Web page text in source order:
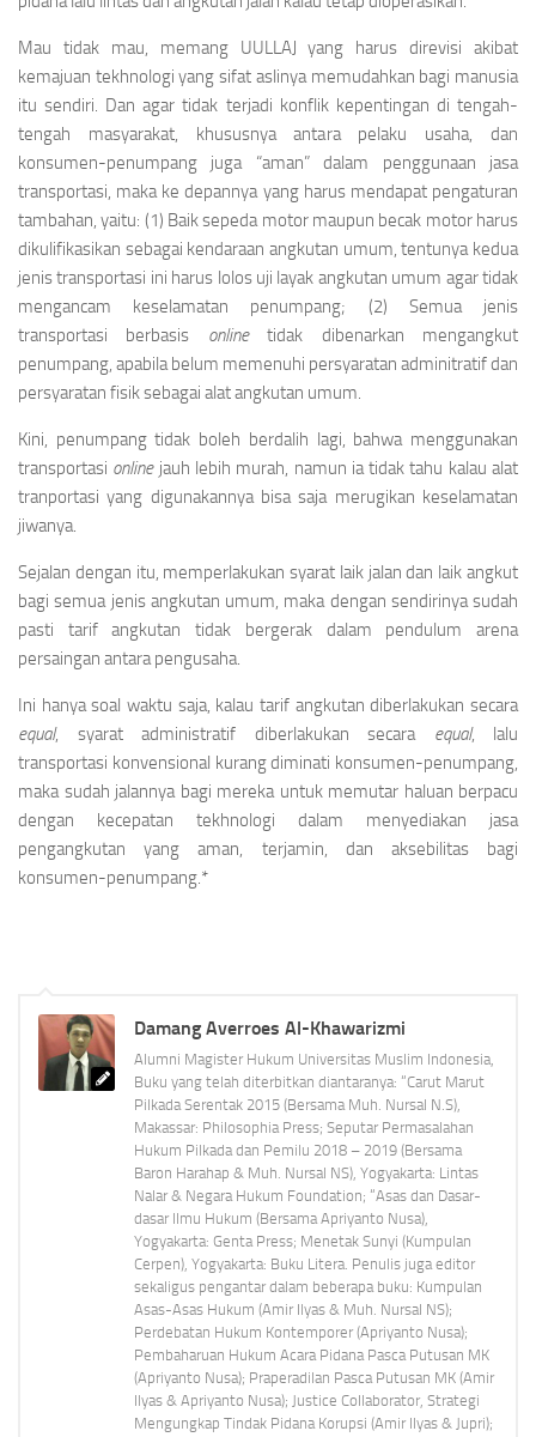
Mau tidak mau, memang UULLAJ yang harus direvisi akibat
kemajuan tekhnologi yang sifat aslinya memudahkan bagi manusia
itu sendiri. Dan agar tidak terjadi konflik kepentingan di tengah-
tengah masyarakat, khususnya antara pelaku usaha, dan
konsumen-penumpang juga “aman” dalam penggunaan jasa
transportasi, maka ke depannya yang harus mendapat pengaturan
tambahan, yaitu: (1) Baik sepeda motor maupun becak motor harus
dikulifikasikan sebagai kendaraan angkutan umum, tentunya kedua
jenis transportasi ini harus lolos uji layak angkutan umum agar tidak
mengancam keselamatan penumpang; (2) Semua jenis
transportasi berbasis onlinetidak dibenarkan mengangkut
penumpang, apabila belum memenuhi persyaratan adminitratif dan
persyaratan fisik sebagai alat angkutan umum.
Kini, penumpang tidak boleh berdalih lagi, bahwa menggunakan
transportasi onlinejauh lebih murah, namun ia tidak tahu kalau alat
tranportasi yang digunakannya bisa saja merugikan keselamatan
jiwanya.
Sejalan dengan itu, memperlakukan syarat laik jalan dan laik angkut
bagi semua jenis angkutan umum, maka dengan sendirinya sudah
pasti tarif angkutan tidak bergerak dalam pendulum arena
persaingan antara pengusaha.
Ini hanya soal waktu saja, kalau tarif angkutan diberlakukan secara
equal, syarat administratif diberlakukan secara equal, lalu
transportasi konvensional kurang diminati konsumen-penumpang,
maka sudah jalannya bagi mereka untuk memutar haluan berpacu
dengan kecepatan tekhnologi dalam menyediakan jasa
pengangkutan yang aman, terjamin, dan aksebilitas bagi
konsumen-penumpang.*
Damang Averroes Al-Khawarizmi
Alumni Magister Hukum Universitas Muslim Indonesia,
Buku yang telah diterbitkan diantaranya: “Carut Marut
Pilkada Serentak 2015 (Bersama Muh. Nursal N.S),
Makassar: Philosophia Press; Seputar Permasalahan
Hukum Pilkada dan Pemilu 2018 – 2019 (Bersama
Baron Harahap & Muh. Nursal NS), Yogyakarta: Lintas
Nalar & Negara Hukum Foundation; “Asas dan Dasar-
dasar Ilmu Hukum (Bersama Apriyanto Nusa),
Yogyakarta: Genta Press; Menetak Sunyi (Kumpulan
Cerpen), Yogyakarta: Buku Litera. Penulis juga editor
sekaligus pengantar dalam beberapa buku: Kumpulan
Asas-Asas Hukum (Amir Ilyas & Muh. Nursal NS);
Perdebatan Hukum Kontemporer (Apriyanto Nusa);
Pembaharuan Hukum Acara Pidana Pasca Putusan MK
(Apriyanto Nusa); Praperadilan Pasca Putusan MK (Amir
Ilyas & Apriyanto Nusa); Justice Collaborator, Strategi
Mengungkap Tindak Pidana Korupsi (Amir Ilyas & Jupri);